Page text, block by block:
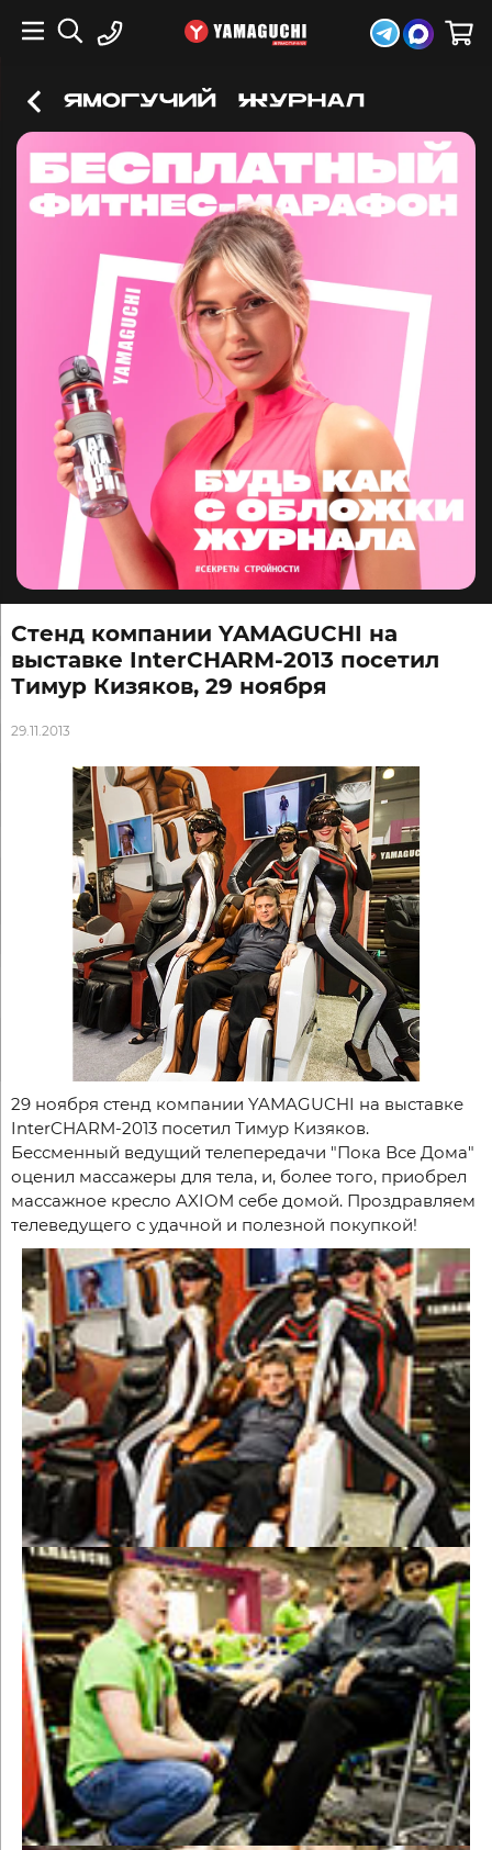
Стенд компании YAMAGUCHI на
выставке InterCHARM-2013 посетил
Тимур Кизяков, 29 ноября
29.11.2013
29 ноября стенд компании YAMAGUCHI на выставке
InterCHARM-2013 посетил Тимур Кизяков.
Бессменный ведущий телепередачи "Пока Все Дома"
оценил массажеры для тела, и, более того, приобрел
массажное кресло AXIOM себе домой. Проздравляем
телеведущего с удачной и полезной покупкой!